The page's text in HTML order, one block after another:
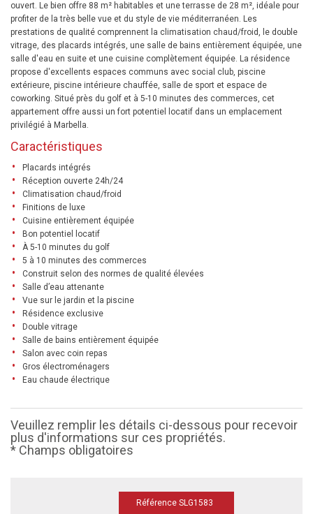
ouvert. Le bien offre 88 m² habitables et une terrasse de 28 m², idéale pour
profiter de la très belle vue et du style de vie méditerranéen. Les
prestations de qualité comprennent la climatisation chaud/froid, le double
vitrage, des placards intégrés, une salle de bains entièrement équipée, une
salle d'eau en suite et une cuisine complètement équipée. La résidence
propose d'excellents espaces communs avec social club, piscine
extérieure, piscine intérieure chauffée, salle de sport et espace de
coworking. Situé près du golf et à 5-10 minutes des commerces, cet
appartement offre aussi un fort potentiel locatif dans un emplacement
privilégié à Marbella.
Caractéristiques
Placards intégrés
Réception ouverte 24h/24
Climatisation chaud/froid
Finitions de luxe
Cuisine entièrement équipée
Bon potentiel locatif
À 5-10 minutes du golf
5 à 10 minutes des commerces
Construit selon des normes de qualité élevées
Salle d’eau attenante
Vue sur le jardin et la piscine
Résidence exclusive
Double vitrage
Salle de bains entièrement équipée
Salon avec coin repas
Gros électroménagers
Eau chaude électrique
Veuillez remplir les détails ci-dessous pour recevoir
plus d'informations sur ces propriétés.
* Champs obligatoires
Référence SLG1583